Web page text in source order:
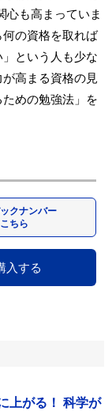
心も高まっていま
の資格を取れば
という人も少な
高まる資格の見
めの勉強法」を
クナンバー
ちら
入する
上がる！ 科学が